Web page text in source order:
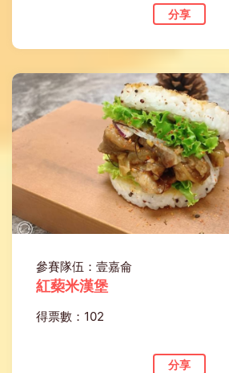
分享
參賽隊伍：壹嘉侖
紅蔾米漢堡
得票數：102
分享